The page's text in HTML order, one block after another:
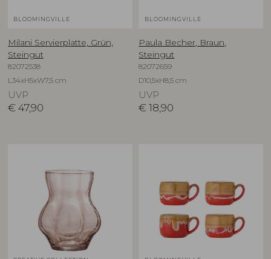
BLOOMINGVILLE
Milani Servierplatte, Grün,
Steingut
82072538
L34xH5xW7,5 cm
UVP
€ 47,90
BLOOMINGVILLE
Paula Becher, Braun,
Steingut
82072659
D10,5xH8,5 cm
UVP
€ 18,90